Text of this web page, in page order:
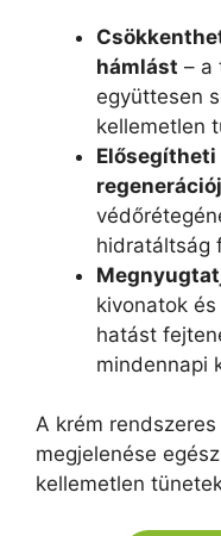
hámlást – a
együttesen
kellemetlen
Elősegítheti
hidratáltság
kivonatok
hatást
mindennapi
A krém
megjelenése
kellemetlen